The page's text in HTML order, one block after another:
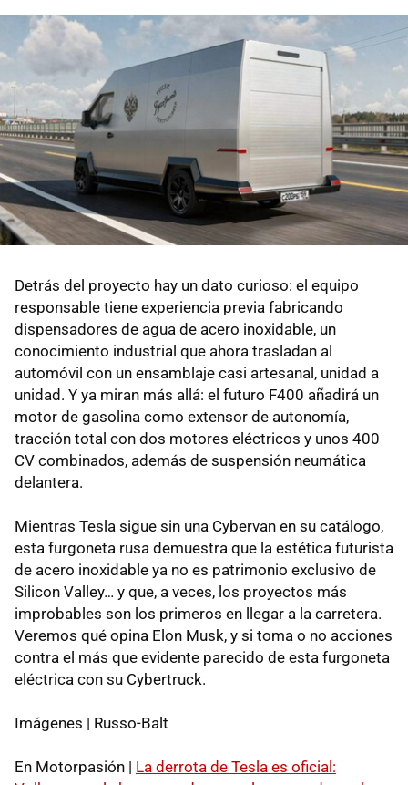
Detrás del proyecto hay un dato curioso: el equipo
responsable tiene experiencia previa fabricando
dispensadores de agua de acero inoxidable, un
conocimiento industrial que ahora trasladan al
automóvil con un ensamblaje casi artesanal, unidad a
unidad. Y ya miran más allá: el futuro F400 añadirá un
motor de gasolina como extensor de autonomía,
tracción total con dos motores eléctricos y unos 400
CV combinados, además de suspensión neumática
delantera.
Mientras Tesla sigue sin una Cybervan en su catálogo,
esta furgoneta rusa demuestra que la estética futurista
de acero inoxidable ya no es patrimonio exclusivo de
Silicon Valley… y que, a veces, los proyectos más
improbables son los primeros en llegar a la carretera.
Veremos qué opina Elon Musk, y si toma o no acciones
contra el más que evidente parecido de esta furgoneta
eléctrica con su Cybertruck.
Imágenes | Russo-Balt
En Motorpasión | La derrota de Tesla es oficial: